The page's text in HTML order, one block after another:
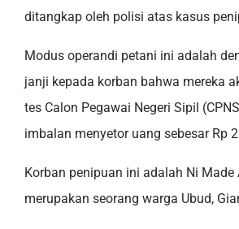
ditangkap oleh polisi atas kasus
Modus operandi petani ini adalah
janji kepada korban bahwa mereka
tes Calon Pegawai Negeri Sipil
imbalan menyetor uang sebesar Rp
Korban penipuan ini adalah Ni Made
merupakan seorang warga Ubud,